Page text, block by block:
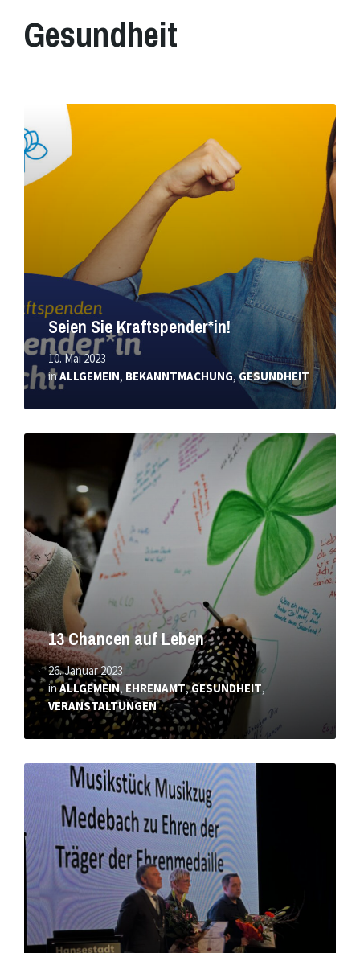
Gesundheit
Seien Sie Kraftspender*in!
10. Mai 2023
inALLGEMEIN, BEKANNTMACHUNG,GESUNDHEIT
erfahren
13 Chancen auf Leben
26. Januar 2023
inALLGEMEIN, EHRENAMT,GESUNDHEIT,
VERANSTALTUNGEN
Mehr
Mehr
erfahren